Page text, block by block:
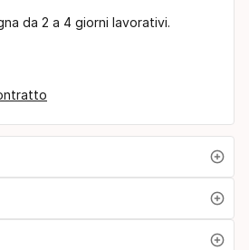
da 2 a 4 giorni lavorativi.